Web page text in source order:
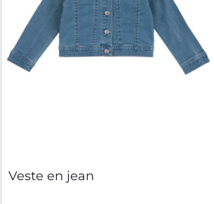
Veste en jean